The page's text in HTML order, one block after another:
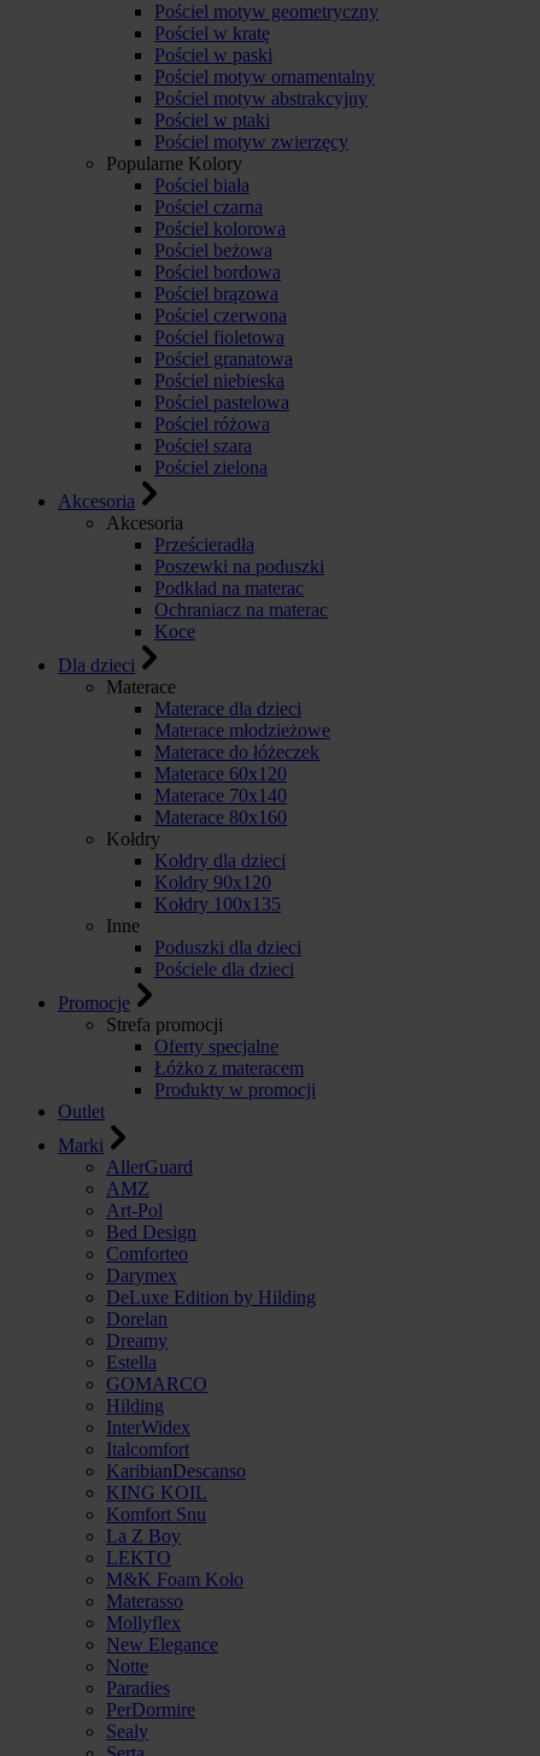
Pościel motyw geometryczny
Pościel w kratę
Pościel w paski
Pościel motyw ornamentalny
Pościel motyw abstrakcyjny
Pościel w ptaki
Pościel motyw zwierzęcy
Popularne Kolory
Pościel biała
Pościel czarna
Pościel kolorowa
Pościel beżowa
Pościel bordowa
Pościel brązowa
Pościel czerwona
Pościel fioletowa
Pościel granatowa
Pościel niebieska
Pościel pastelowa
Pościel różowa
Pościel szara
Pościel zielona
Akcesoria
Akcesoria
Prześcieradła
Poszewki na poduszki
Podkład na materac
Ochraniacz na materac
Koce
Dla dzieci
Materace
Materace dla dzieci
Materace młodzieżowe
Materace do łóżeczek
Materace 60x120
Materace 70x140
Materace 80x160
Kołdry
Kołdry dla dzieci
Kołdry 90x120
Kołdry 100x135
Inne
Poduszki dla dzieci
Pościele dla dzieci
Promocje
Strefa promocji
Oferty specjalne
Łóżko z materacem
Produkty w promocji
Outlet
Marki
AllerGuard
AMZ
Art-Pol
Bed Design
Comforteo
Darymex
DeLuxe Edition by Hilding
Dorelan
Dreamy
Estella
GOMARCO
Hilding
InterWidex
Italcomfort
KaribianDescanso
KING KOIL
Komfort Snu
La Z Boy
LEKTO
M&K Foam Koło
Materasso
Mollyflex
New Elegance
Notte
Paradies
PerDormire
Sealy